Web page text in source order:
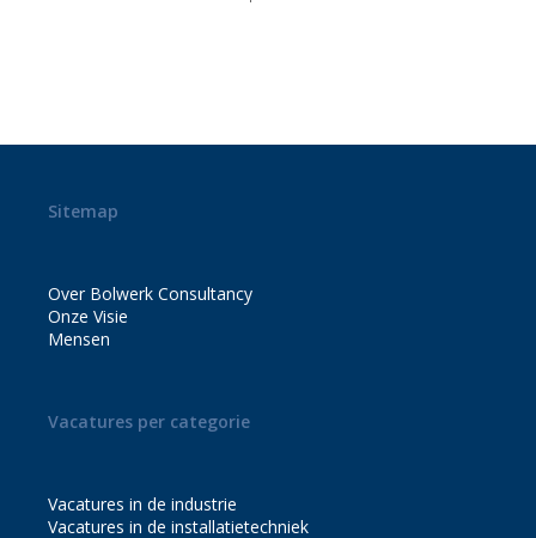
HVAC) IN
Sitemap
Over Bolwerk Consultancy
Onze Visie
Mensen
Vacatures per categorie
Vacatures in de industrie
Vacatures in de installatietechniek